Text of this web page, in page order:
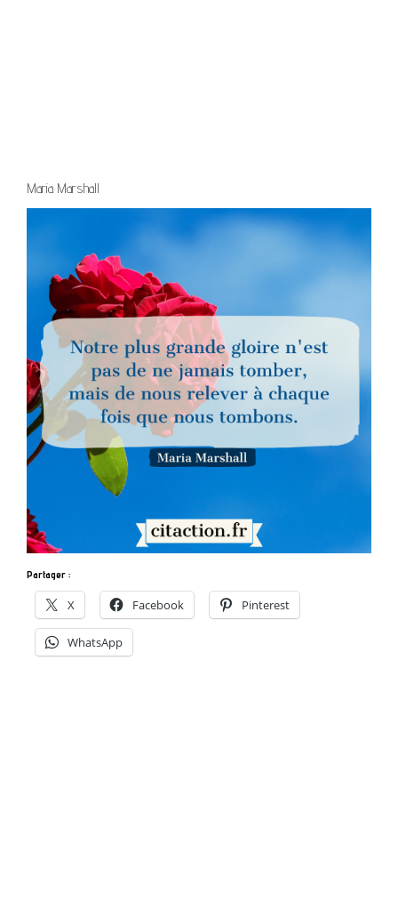
Maria Marshall
Partager :
X Facebook Pinterest
WhatsApp